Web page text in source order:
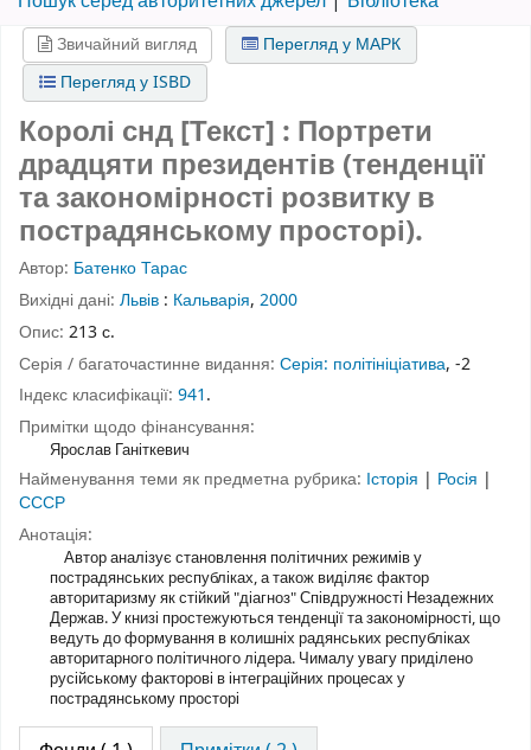
Звичайний вигляд
Перегляд у МАРК
Перегляд у ISBD
Королі снд [Текст] : Портрети
драдцяти президентів (тенденції
та закономірності розвитку в
пострадянському просторі).
Автор: Батенко Тарас
Вихідні дані: Львів : Кальварія, 2000
Опис: 213 с.
Серія / багаточастинне видання: Серія: політініціатива, -2
Індекс класифікації: 941.
Примітки щодо фінансування:
Ярослав Ганіткевич
Найменування теми як предметна рубрика: Історія | Росія |
СССР
Анотація:
Автор аналізує становлення політичних режимів у
пострадянських республіках, а також виділяє фактор
авторитаризму як стійкий "діагноз" Співдружності Незадежних
Держав. У книзі простежуються тенденції та закономірності, що
ведуть до формування в колишніх радянських республіках
авторитарного політичного лідера. Чималу увагу приділено
русійському факторові в інтеграційних процесах у
пострадянському просторі